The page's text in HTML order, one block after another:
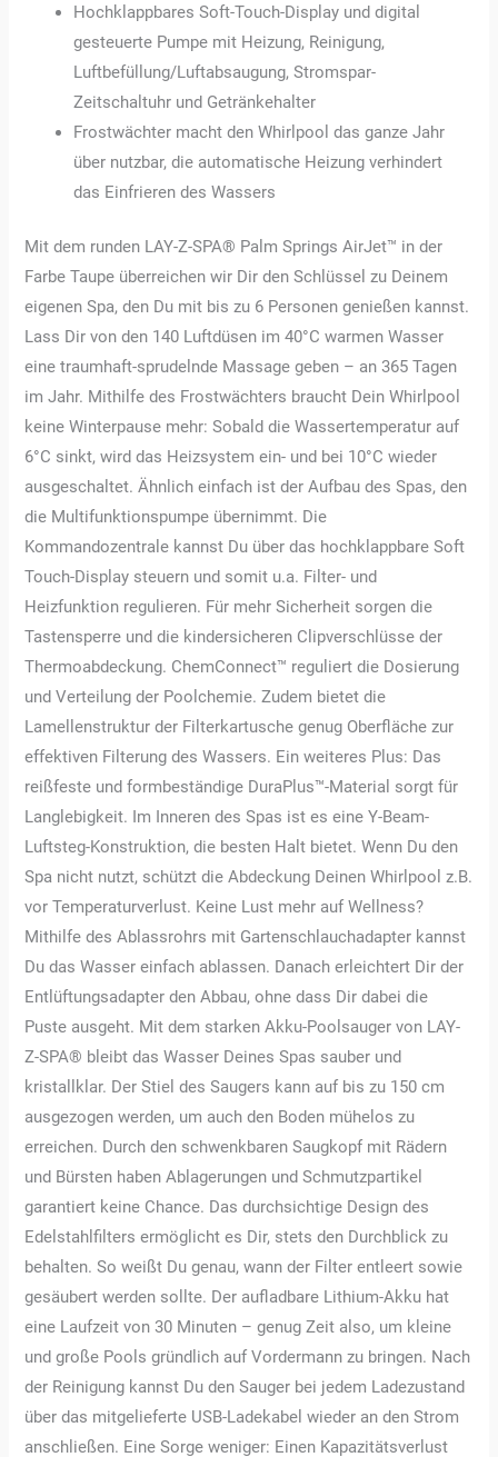
Hochklappbares Soft-Touch-Display und digital
gesteuerte Pumpe mit Heizung, Reinigung,
Luftbefüllung/Luftabsaugung, Stromspar-
Zeitschaltuhr und Getränkehalter
Frostwächter macht den Whirlpool das ganze Jahr
über nutzbar, die automatische Heizung verhindert
das Einfrieren des Wassers
Mit dem runden LAY-Z-SPA® Palm Springs AirJet™ in der
Farbe Taupe überreichen wir Dir den Schlüssel zu Deinem
eigenen Spa, den Du mit bis zu 6 Personen genießen kannst.
Lass Dir von den 140 Luftdüsen im 40°C warmen Wasser
eine traumhaft-sprudelnde Massage geben – an 365 Tagen
im Jahr. Mithilfe des Frostwächters braucht Dein Whirlpool
keine Winterpause mehr: Sobald die Wassertemperatur auf
6°C sinkt, wird das Heizsystem ein- und bei 10°C wieder
ausgeschaltet. Ähnlich einfach ist der Aufbau des Spas, den
die Multifunktionspumpe übernimmt. Die
Kommandozentrale kannst Du über das hochklappbare Soft
Touch-Display steuern und somit u.a. Filter- und
Heizfunktion regulieren. Für mehr Sicherheit sorgen die
Tastensperre und die kindersicheren Clipverschlüsse der
Thermoabdeckung. ChemConnect™ reguliert die Dosierung
und Verteilung der Poolchemie. Zudem bietet die
Lamellenstruktur der Filterkartusche genug Oberfläche zur
effektiven Filterung des Wassers. Ein weiteres Plus: Das
reißfeste und formbeständige DuraPlus™-Material sorgt für
Langlebigkeit. Im Inneren des Spas ist es eine Y-Beam-
Luftsteg-Konstruktion, die besten Halt bietet. Wenn Du den
Spa nicht nutzt, schützt die Abdeckung Deinen Whirlpool z.B.
vor Temperaturverlust. Keine Lust mehr auf Wellness?
Mithilfe des Ablassrohrs mit Gartenschlauchadapter kannst
Du das Wasser einfach ablassen. Danach erleichtert Dir der
Entlüftungsadapter den Abbau, ohne dass Dir dabei die
Puste ausgeht. Mit dem starken Akku-Poolsauger von LAY-
Z-SPA® bleibt das Wasser Deines Spas sauber und
kristallklar. Der Stiel des Saugers kann auf bis zu 150 cm
ausgezogen werden, um auch den Boden mühelos zu
erreichen. Durch den schwenkbaren Saugkopf mit Rädern
und Bürsten haben Ablagerungen und Schmutzpartikel
garantiert keine Chance. Das durchsichtige Design des
Edelstahlfilters ermöglicht es Dir, stets den Durchblick zu
behalten. So weißt Du genau, wann der Filter entleert sowie
gesäubert werden sollte. Der aufladbare Lithium-Akku hat
eine Laufzeit von 30 Minuten – genug Zeit also, um kleine
und große Pools gründlich auf Vordermann zu bringen. Nach
der Reinigung kannst Du den Sauger bei jedem Ladezustand
über das mitgelieferte USB-Ladekabel wieder an den Strom
anschließen. Eine Sorge weniger: Einen Kapazitätsverlust